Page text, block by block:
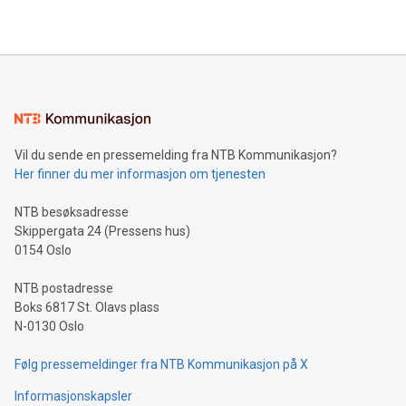
mining.Energy Market Dynamics: Explore how Bitcoin mining
mining.Sound Money: Discover how tamper-proof currency
neutral payment systems support humanitarian
projects.Carbon Footprint: Compare Bitcoin's environmental
event and dive into the critical topics of Bitcoin
Vil du sende en pressemelding fra NTB Kommunikasjon?
Her finner du mer informasjon om tjenesten
NTB besøksadresse
Skippergata 24 (Pressens hus)
0154 Oslo
NTB postadresse
Boks 6817 St. Olavs plass
N-0130 Oslo
Følg pressemeldinger fra NTB Kommunikasjon på X
Informasjonskapsler